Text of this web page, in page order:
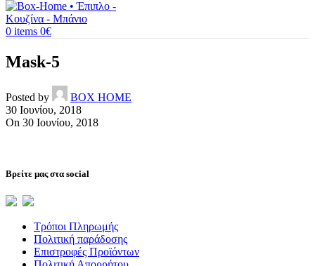
0 items 0€
Mask-5
Posted by
BOX HOME
30 Ιουνίου, 2018
On 30 Ιουνίου, 2018
Βρείτε μας στα social
Τρόποι Πληρωμής
Πολιτική παράδοσης
Επιστροφές Προϊόντων